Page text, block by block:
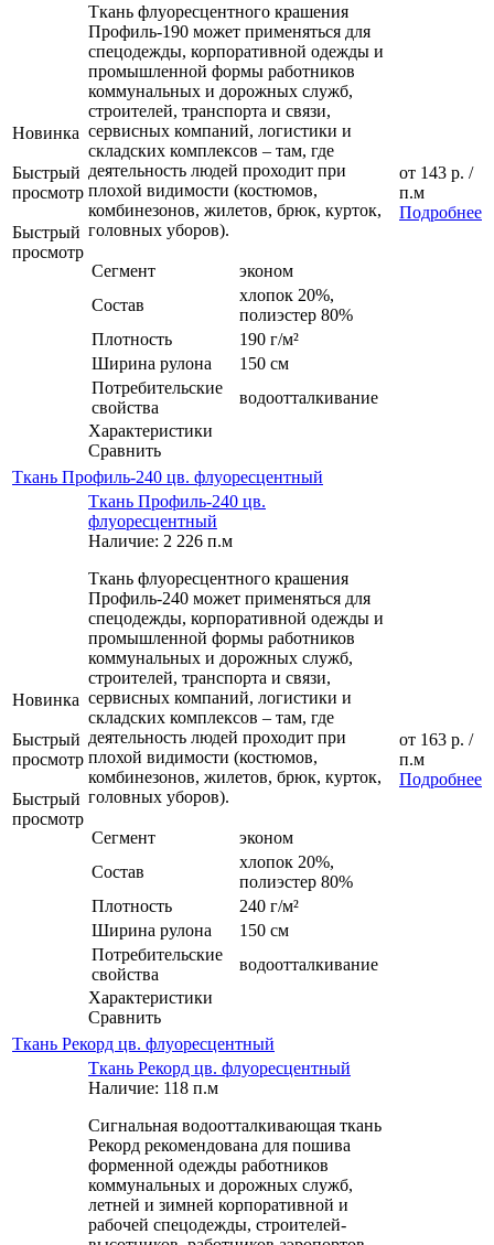
Новинка
Быстрый
просмотр
Быстрый
просмотр
Ткань флуоресцентного крашения
Профиль-190 может применяться для
спецодежды, корпоративной одежды и
промышленной формы работников
коммунальных и дорожных служб,
строителей, транспорта и связи,
сервисных компаний, логистики и
складских комплексов – там, где
деятельность людей проходит при
плохой видимости (костюмов,
комбинезонов, жилетов, брюк, курток,
головных уборов).
Сегмент
эконом
Состав
хлопок 20%,
полиэстер 80%
Плотность
190 г/м²
Ширина рулона
150 см
Потребительские
свойства
водоотталкивание
Характеристики
Сравнить
от 143 р. /
п.м
Подробнее
Ткань Профиль-240 цв. флуоресцентный
Новинка
Быстрый
просмотр
Быстрый
просмотр
Ткань Профиль-240 цв.
флуоресцентный
Наличие: 2 226 п.м
Ткань флуоресцентного крашения
Профиль-240 может применяться для
спецодежды, корпоративной одежды и
промышленной формы работников
коммунальных и дорожных служб,
строителей, транспорта и связи,
сервисных компаний, логистики и
складских комплексов – там, где
деятельность людей проходит при
плохой видимости (костюмов,
комбинезонов, жилетов, брюк, курток,
головных уборов).
Сегмент
эконом
Состав
хлопок 20%,
полиэстер 80%
Плотность
240 г/м²
Ширина рулона
150 см
Потребительские
свойства
водоотталкивание
Характеристики
Сравнить
от 163 р. /
п.м
Подробнее
Ткань Рекорд цв. флуоресцентный
Ткань Рекорд цв. флуоресцентный
Наличие: 118 п.м
Сигнальная водоотталкивающая ткань
Рекорд рекомендована для пошива
форменной одежды работников
коммунальных и дорожных служб,
летней и зимней корпоративной и
рабочей спецодежды, строителей-